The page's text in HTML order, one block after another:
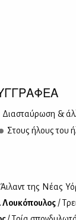
Δια­σταύ­ρω­ση &
Στους ήλους του
της Νέ­ας
Λου­κό­που­λος /